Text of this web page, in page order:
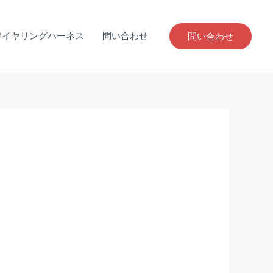
ヤリングハーネス 問い合わせ 問い合わせ